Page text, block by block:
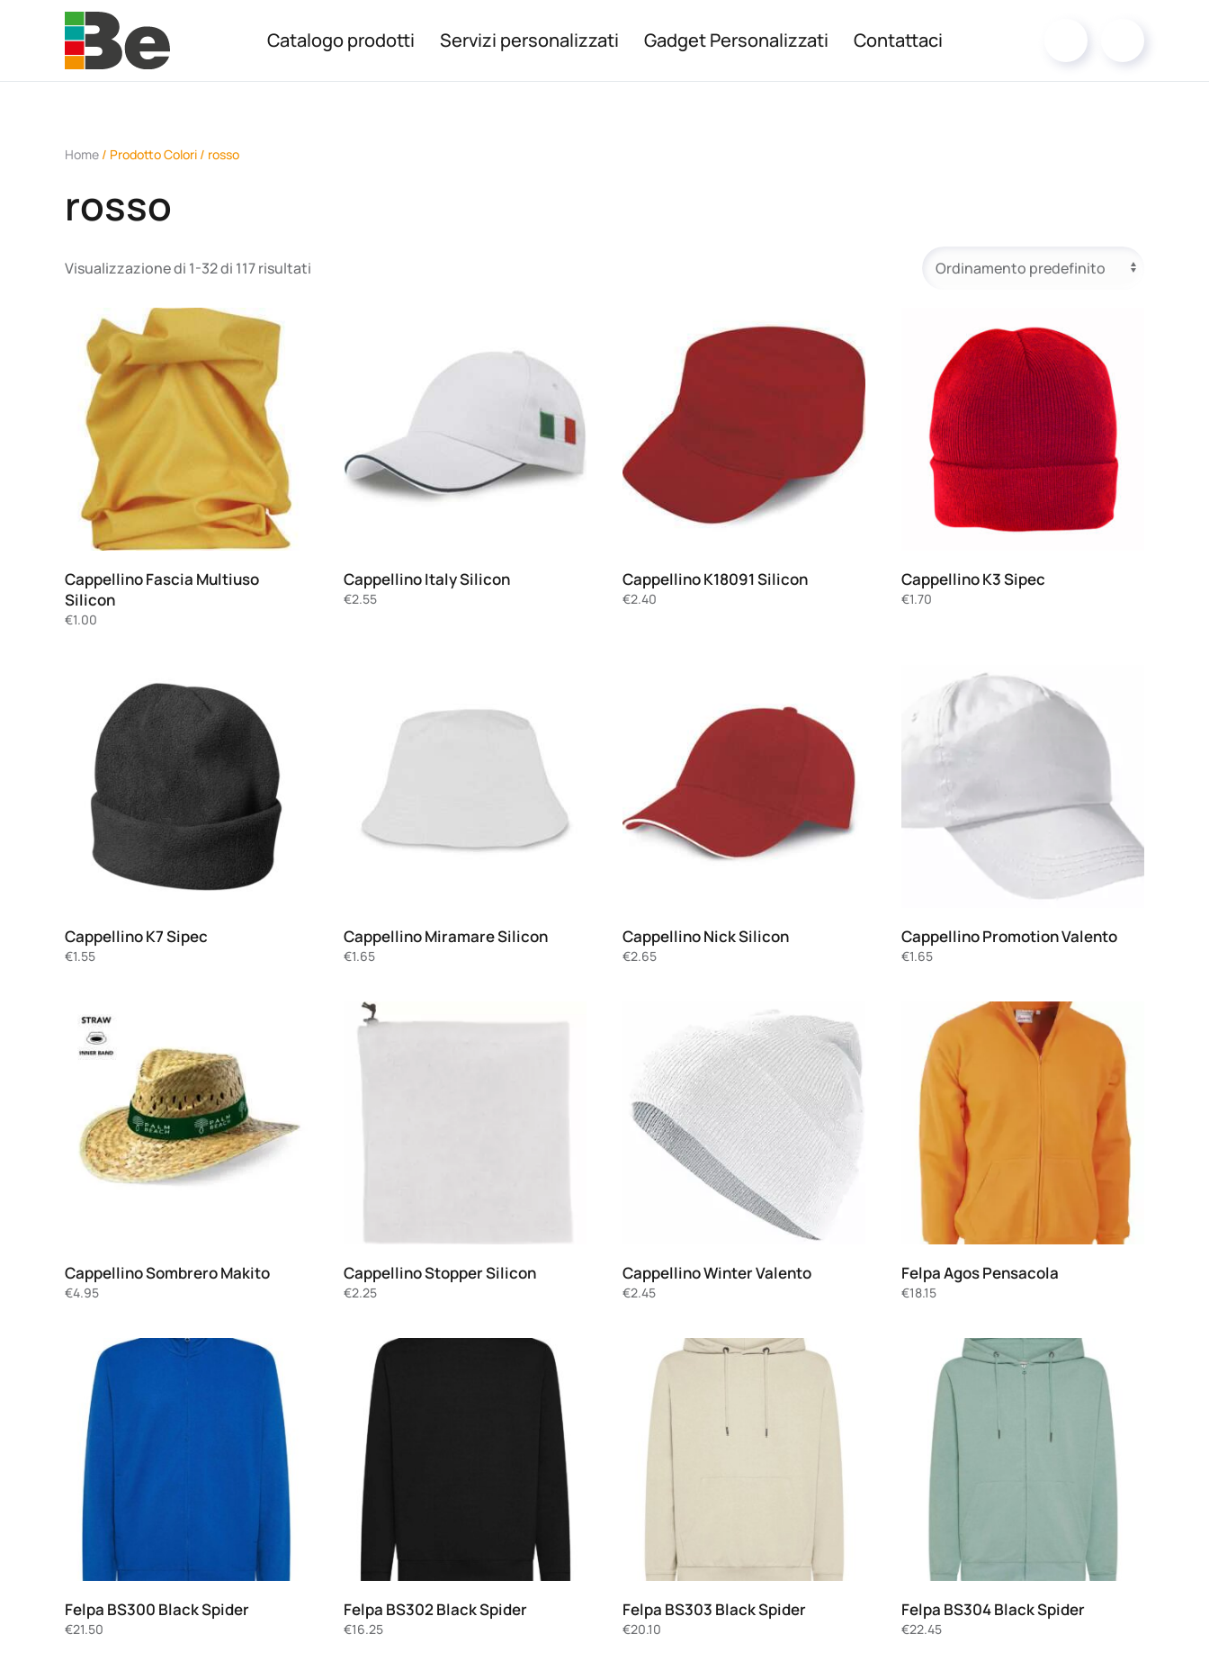
Skip to main content Catalogo prodotti Servizi personalizzati Gadget Personalizzati Contattaci
Home / Prodotto Colori / rosso
rosso
Visualizzazione di 1-32 di 117 risultati
Cappellino Fascia Multiuso
Silicon
€1.00
Cappellino Italy Silicon
€2.55
Cappellino K18091 Silicon
€2.40
Cappellino K3 Sipec
€1.70
Cappellino K7 Sipec
€1.55
Cappellino Miramare Silicon
€1.65
Cappellino Nick Silicon
€2.65
Cappellino Promotion Valento
€1.65
Cappellino Sombrero Makito
€4.95
Cappellino Stopper Silicon
€2.25
Cappellino Winter Valento
€2.45
Felpa Agos Pensacola
€18.15
Felpa BS300 Black Spider
€21.50
Felpa BS302 Black Spider
€16.25
Felpa BS303 Black Spider
€20.10
Felpa BS304 Black Spider
€22.45